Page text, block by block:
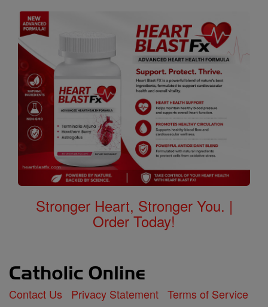
Stronger Heart, Stronger You. |
Order Today!
Contact Us Privacy Statement Terms of Service